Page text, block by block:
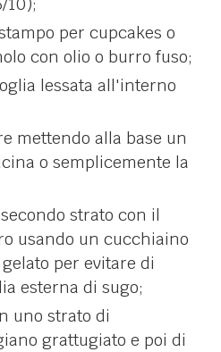
10);
per cupcakes o
con olio o burro fuso;
lessata all'interno
mettendo alla base un
o semplicemente la
strato con il
usando un cucchiaino
per evitare di
esterna di sugo;
uno strato di
grattugiato e poi di